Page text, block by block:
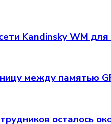
Kandinsky WM
между памятью
осталось